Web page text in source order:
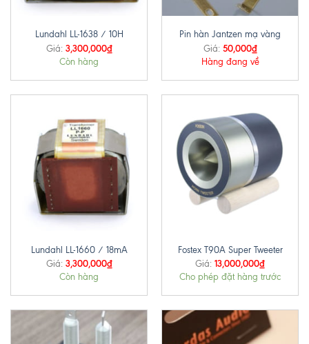
Lundahl LL-1638 / 10H
Giá: 3,300,000₫
Còn hàng
Pin hàn Jantzen mạ vàng
Giá: 50,000₫
Hàng đang về
Lundahl LL-1660 / 18mA
Giá: 3,300,000₫
Còn hàng
Fostex T90A Super Tweeter
Giá: 13,000,000₫
Cho phép đặt hàng trước